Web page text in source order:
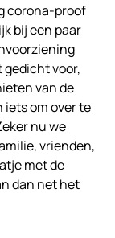
corona-proof
bij een paar
gedicht voor,
van de
iets om over te
nu we
vrienden,
met de
dan net het